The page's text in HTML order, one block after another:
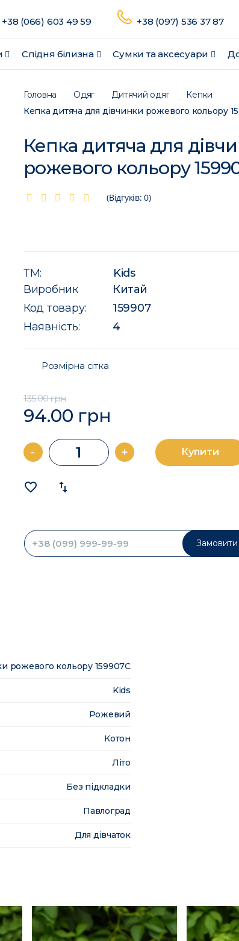
Спідня білизна Сумки та аксесуари
+38 (066) 603 49 59 +38 (097) 536 37 87
Головна Одяг Дитячий одяг
Кепки
Кепка дитяча для дівчинки рожевого кольору
Кепка дитяча для
рожевого кольору
(Відгуків: 0)
ТМ:
Kids
Виробник
Китай
Код товару:
159907
Наявність:
4
Розмірна сітка
135.00 грн
94.00 грн
- + Купити
favorite_border import_export
Замовити
рожевого кольору 159907C
Kids
Рожевий
Котон
Літо
Без підкладки
Павлоград
Для дівчаток